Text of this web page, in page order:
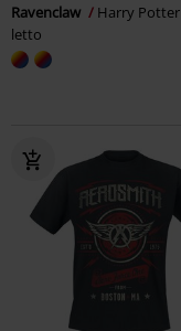
Ravenclaw Harry Potter
letto